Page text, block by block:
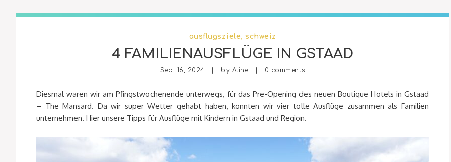
ausflugsziele, schweiz
4 FAMILIENAUSFLÜGE IN GSTAAD
Sep. 16, 2024 | by Aline 0 comments
Diesmal waren wir am Pfingstwochenende unterwegs, für das Pre-Opening des neuen Boutique Hotels in Gstaad
– The Mansard. Da wir super Wetter gehabt haben, konnten wir vier tolle Ausflüge zusammen als Familien
unternehmen. Hier unsere Tipps für Ausflüge mit Kindern in Gstaad und Region.